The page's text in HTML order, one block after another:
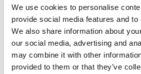
We use cookies to personalise
provide social media features and
We also share information about
our social media, advertising and
may combine it with other
provided to them or that they’ve
Leitfaden zur